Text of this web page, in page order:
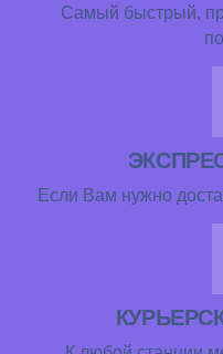
Самый быстрый,
Если Вам нужно